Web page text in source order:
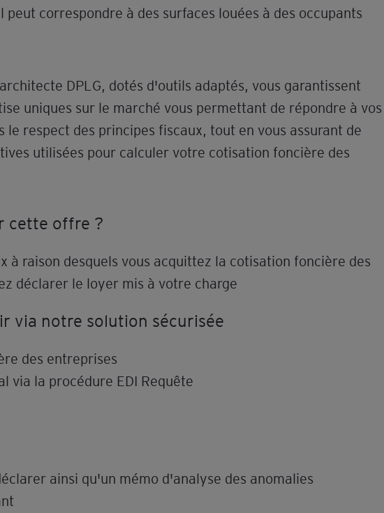
correspondre à des surfaces louées à des occupants
DPLG, dotés d'outils adaptés, vous garantissent
uniques sur le marché vous permettant de répondre à vos
le respect des principes fiscaux, tout en vous assurant de
utilisées pour calculer votre cotisation foncière des
cette offre ?
à raison desquels vous acquittez la cotisation foncière des
déclarer le loyer mis à votre charge
via notre solution sécurisée
des entreprises
via la procédure EDI Requête
ainsi qu'un mémo d'analyse des anomalies